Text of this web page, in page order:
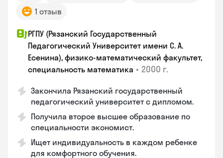
1 отзыв
РГПУ (Рязанский Государственный
Педагогический Университет имени С. А.
Есенина), физико-математический факультет,
специальность математика • 2000 г.
Закончилa Рязанский государственный
педагогический университет с дипломом.
Получила второе высшее образование по
специальности экономист.
Ищет индивидуальность в каждом ребенке
для комфортного обучения.